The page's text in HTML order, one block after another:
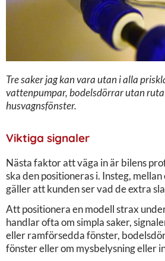
Tre saker jag kan vara utan i alla
vattenpumpar, bodelsdörrar utan
husvagnsfönster.
Viktiga signaler
Nästa faktor att väga in är bilens
ska den positioneras i. Insteg,
gäller att kunden ser vad de extra
Att positionera en modell strax
handlar ofta om simpla saker,
eller ramförsedda fönster,
fönster eller om mysbelysning eller